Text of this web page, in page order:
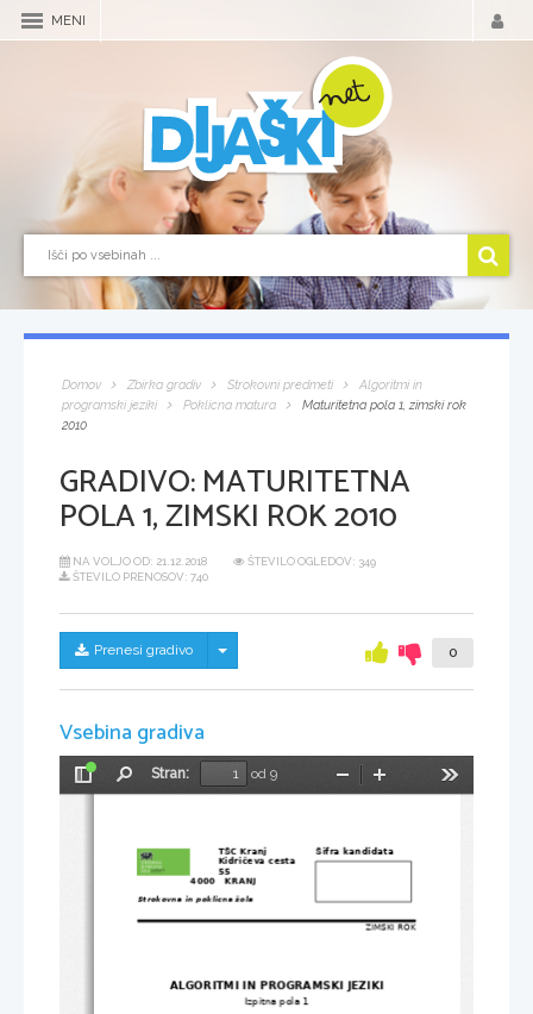
MENI
Domov Zbirka gradiv Strokovni predmeti
Algoritmi in
programski jeziki
Poklicna matura
Maturitetna pola 1, zimski rok
2010
GRADIVO:MATURITETNA
POLA 1, ZIMSKI ROK 2010
NA VOLJO OD: 21.12.2018
ŠTEVILO OGLEDOV: 349
ŠTEVILO PRENOSOV: 740
Prenesi gradivo Skrij/prikaži meni 0
Vsebina gradiva
Preklopi
Stran:
od 9
Pomanjšaj
TŠC Kranj
Kidričeva cesta
55
4000   KRANJ
Strokovna in poklicna šola
Šifra kandidata
ZIMSKI ROK
ALGORITMI IN PROGRAMSKI JEZIKI
Izpitna pola 1